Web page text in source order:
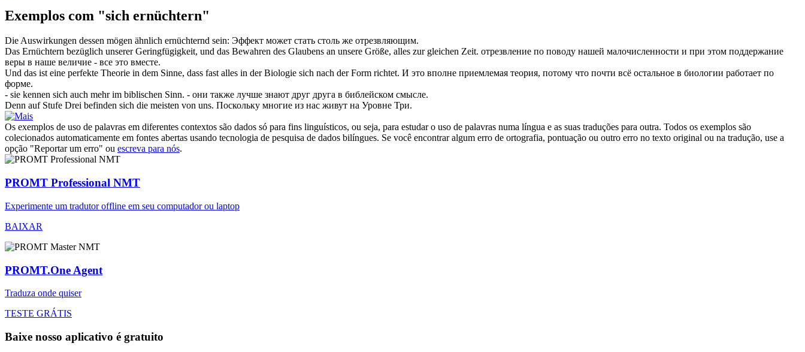
Exemplos com "sich ernüchtern"
Die Auswirkungen dessen mögen ähnlich ernüchternd sein: Эффект может стать столь же отрезвляющим.
Das Ernüchtern bezüglich unserer Geringfügigkeit, und das Bewahren des Glaubens an unsere Größe, alles zur gleichen Zeit. отрезвление по поводу нашей малочисленности и при этом поддержание
веры в наше величие - все это вместе.
Und das ist eine perfekte Theorie in dem Sinne, dass fast alles in der Biologie sich nach der Form richtet. И это вполне приемлемая теория, потому что почти всё остальное в биологии работает по
форме.
- sie kennen sich auch mehr im biblischen Sinn. - они также лучше знают друг друга в библейском смысле.
Denn auf Stufe Drei befinden sich die meisten von uns. Поскольку многие из нас живут на Уровне Три.
Os exemplos de uso de palavras em diferentes contextos são dados só para fins linguísticos, ou seja, para estudar o uso de palavras numa língua e as suas traduções para outra. Todos os exemplos são
colecionados automaticamente em fontes abertas usando tecnologia de pesquisa de dados bilíngues. Se você encontrar algum erro de ortografia, pontuação ou outro erro no texto original ou na tradução, use a
opção "Reportar um erro" ou escreva para nós.
PROMT Professional NMT
Experimente um tradutor offline em seu computador ou laptop
BAIXAR
PROMT.One Agent
Traduza onde quiser
TESTE GRÁTIS
Baixe nosso aplicativo é gratuito